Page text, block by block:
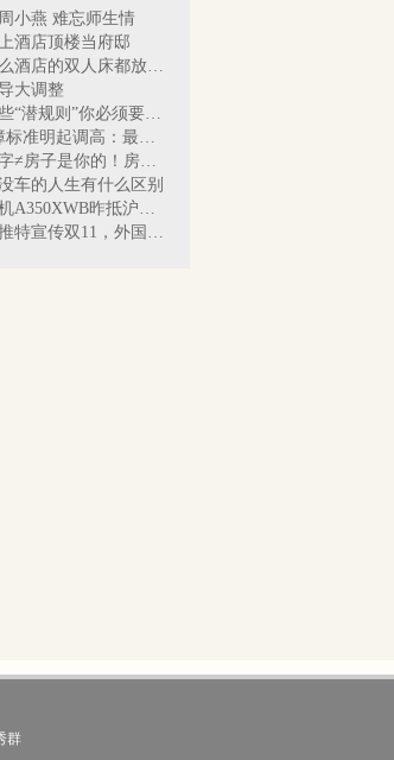
小燕 难忘师生情
酒店顶楼当府邸
上海人知道为什么酒店的双人床都放4个枕...
大调整
在上海生活，这些“潜规则”你必须要懂！
上海6大民生保障标准明起调高：最低工资...
房产证有你的名字≠房子是你的！房产证即...
车的人生有什么区别
最新远程宽体飞机A350XWB昨抵沪：“侬好...
国际品牌纷纷在推特宣传双11，外国网友懵...
群